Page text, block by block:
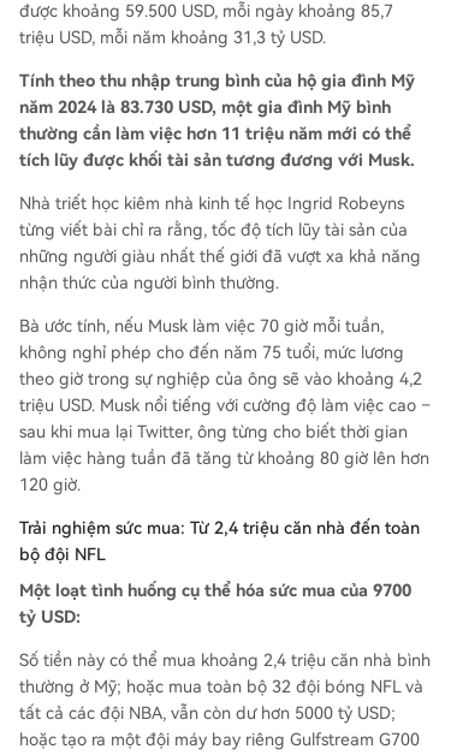
được khoảng 59.500 USD, mỗi ngày khoảng 85,7
triệu USD, mỗi năm khoảng 31,3 tỷ USD.
Tính theo thu nhập trung bình của hộ gia đình Mỹ
năm 2024 là 83.730 USD, một gia đình Mỹ bình
thường cần làm việc hơn 11 triệu năm mới có thể
tích lũy được khối tài sản tương đương với Musk.
Nhà triết học kiêm nhà kinh tế học Ingrid Robeyns
từng viết bài chỉ ra rằng, tốc độ tích lũy tài sản của
những người giàu nhất thế giới đã vượt xa khả năng
nhận thức của người bình thường.
Bà ước tính, nếu Musk làm việc 70 giờ mỗi tuần,
không nghỉ phép cho đến năm 75 tuổi, mức lương
theo giờ trong sự nghiệp của ông sẽ vào khoảng 4,2
triệu USD. Musk nổi tiếng với cường độ làm việc cao –
sau khi mua lại Twitter, ông từng cho biết thời gian
làm việc hàng tuần đã tăng từ khoảng 80 giờ lên hơn
120 giờ.
Trải nghiệm sức mua: Từ 2,4 triệu căn nhà đến toàn
bộ đội NFL
Một loạt tình huống cụ thể hóa sức mua của 9700
tỷ USD:
Số tiền này có thể mua khoảng 2,4 triệu căn nhà bình
thường ở Mỹ; hoặc mua toàn bộ 32 đội bóng NFL và
tất cả các đội NBA, vẫn còn dư hơn 5000 tỷ USD;
hoặc tạo ra một đội máy bay riêng Gulfstream G700